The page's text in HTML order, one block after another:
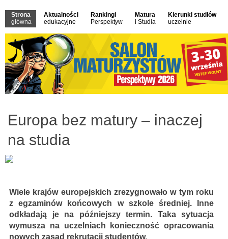
Strona
główna
Aktualności
edukacyjne
Rankingi
Perspektyw
Matura
i Studia
Kierunki studiów
uczelnie
Europa bez matury – inaczej
na studia
Wiele krajów europejskich zrezygnowało w tym roku
z egzaminów końcowych w szkole średniej. Inne
odkładają je na późniejszy termin. Taka sytuacja
wymusza na uczelniach konieczność opracowania
nowych zasad rekrutacji studentów.